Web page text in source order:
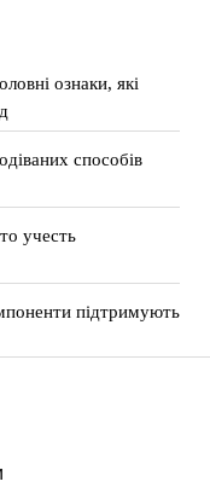
ознаки, які
способів
учесть
підтримують